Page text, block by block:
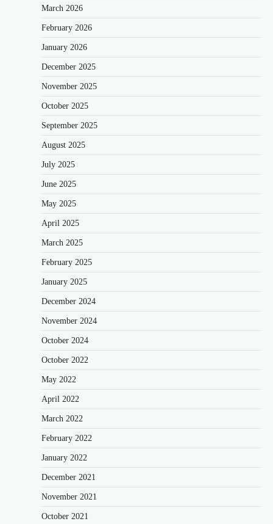
March 2026
February 2026
January 2026
December 2025
November 2025
October 2025
September 2025
August 2025
July 2025
June 2025
May 2025
April 2025
March 2025
February 2025
January 2025
December 2024
November 2024
October 2024
October 2022
May 2022
April 2022
March 2022
February 2022
January 2022
December 2021
November 2021
October 2021